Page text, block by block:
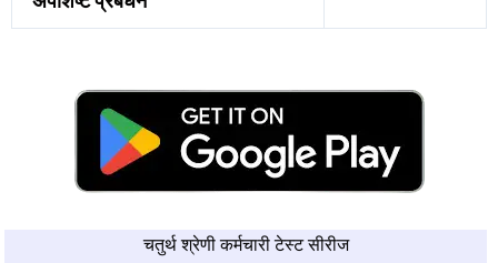
चतुर्थ श्रेणी कर्मचारी टेस्ट सीरीज